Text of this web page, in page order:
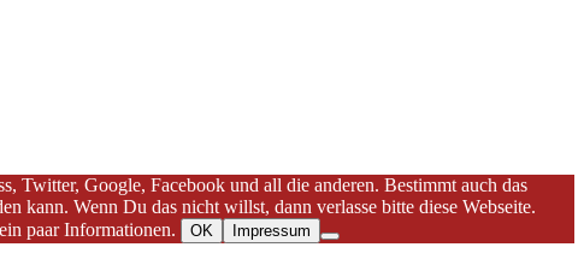
Twitter, Google, Facebook und all die anderen. Bestimmt auch das
Wenn Du das nicht willst, dann verlasse bitte diese Webseite.
paar Informationen.
OK Impressum